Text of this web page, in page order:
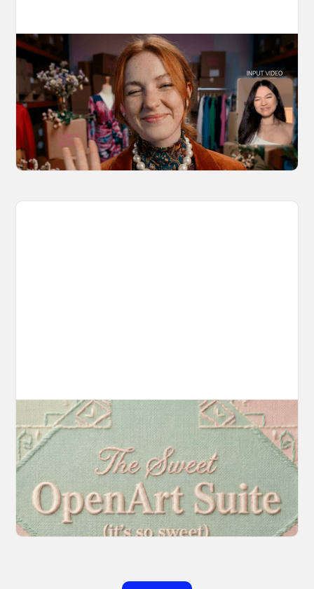
10 Types of Videos You Can Create with
Kling 3.0 Motion Control
Discover 10 video types you can create using
Kling 3.0 Motion Control on OpenArt, from
marketing to storytelling with amazingly
consistent motion and identity.
March 20, 2026
Introducing OpenArt Suite: Create
Without the Chaos
Every tool you need, finally in one place. We
fundamentally rearchitected the OpenArt
creation experience so your workflow finally
moves as fast as your ideas do.
March 20, 2026